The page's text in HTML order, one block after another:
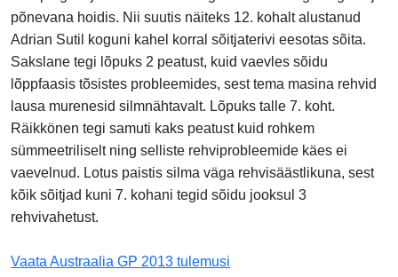
põnevana hoidis. Nii suutis näiteks 12. kohalt alustanud
Adrian Sutil koguni kahel korral sõitjaterivi eesotas sõita.
Sakslane tegi lõpuks 2 peatust, kuid vaevles sõidu
lõppfaasis tõsistes probleemides, sest tema masina rehvid
lausa murenesid silmnähtavalt. Lõpuks talle 7. koht.
Räikkönen tegi samuti kaks peatust kuid rohkem
sümmeetriliselt ning selliste rehviprobleemide käes ei
vaevelnud. Lotus paistis silma väga rehvisäästlikuna, sest
kõik sõitjad kuni 7. kohani tegid sõidu jooksul 3
rehvivahetust.
Vaata Austraalia GP 2013 tulemusi